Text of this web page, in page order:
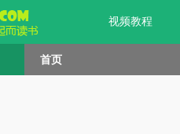
视频教程
首页